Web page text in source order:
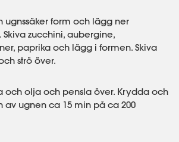
ugnssäker form och lägg ner
zucchini, aubergine,
paprika och lägg i formen. Skiva
strö över.
och olja och pensla över. Krydda och
av ugnen ca 15 min på ca 200